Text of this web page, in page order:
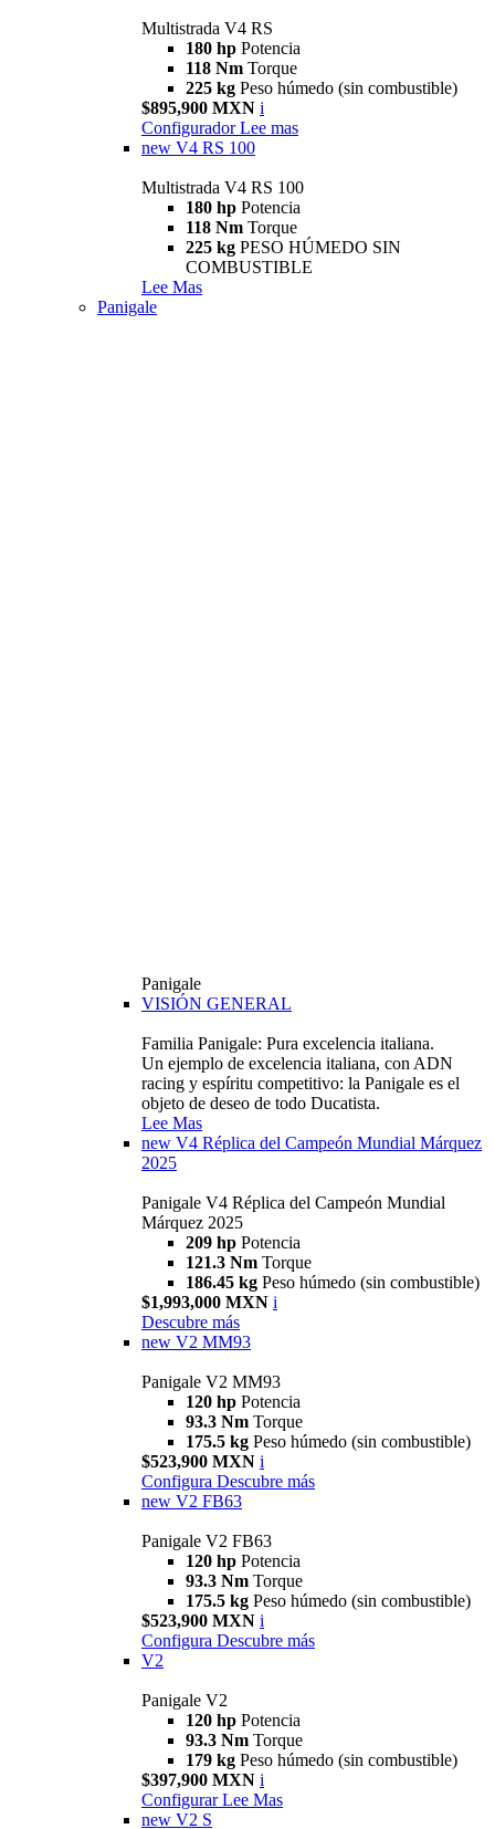
Multistrada V4 RS
180 hp Potencia
118 Nm Torque
225 kg Peso húmedo (sin combustible)
$895,900 MXN i
Configurador Lee mas
new V4 RS 100
Multistrada V4 RS 100
180 hp Potencia
118 Nm Torque
225 kg PESO HÚMEDO SIN
COMBUSTIBLE
Lee Mas
Panigale
Panigale
VISIÓN GENERAL
Familia Panigale: Pura excelencia italiana.
Un ejemplo de excelencia italiana, con ADN
racing y espíritu competitivo: la Panigale es el
objeto de deseo de todo Ducatista.
Lee Mas
new V4 Réplica del Campeón Mundial Márquez
2025
Panigale V4 Réplica del Campeón Mundial
Márquez 2025
209 hp Potencia
121.3 Nm Torque
186.45 kg Peso húmedo (sin combustible)
$1,993,000 MXN i
Descubre más
new V2 MM93
Panigale V2 MM93
120 hp Potencia
93.3 Nm Torque
175.5 kg Peso húmedo (sin combustible)
$523,900 MXN i
Configura Descubre más
new V2 FB63
Panigale V2 FB63
120 hp Potencia
93.3 Nm Torque
175.5 kg Peso húmedo (sin combustible)
$523,900 MXN i
Configura Descubre más
V2
Panigale V2
120 hp Potencia
93.3 Nm Torque
179 kg Peso húmedo (sin combustible)
$397,900 MXN i
Configurar Lee Mas
new V2 S